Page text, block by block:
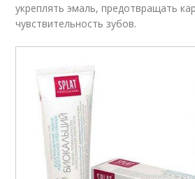
укреплять эмаль, предотвращать
чувствительность зубов.